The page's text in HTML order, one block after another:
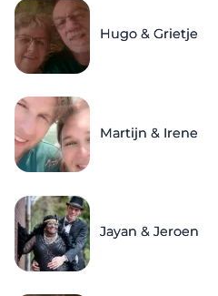
Hugo & Grietje
Martijn & Irene
Jayan & Jeroen